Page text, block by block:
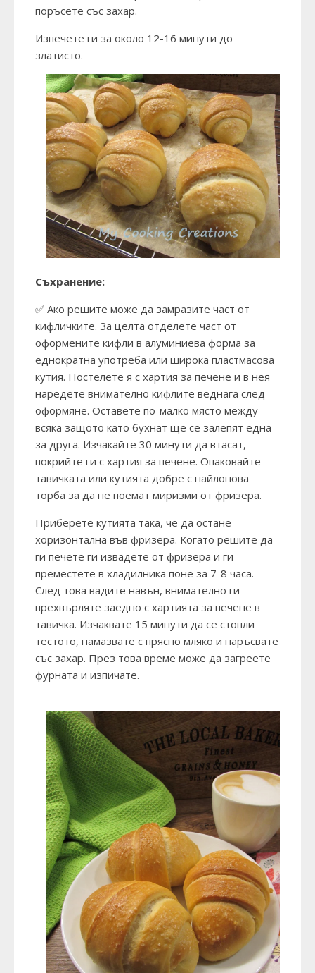
поръсете със захар.
Изпечете ги за около 12-16 минути до
златисто.
Съхранение:
✅ Ако решите може да замразите част от
кифличките. За целта отделете част от
оформените кифли в алуминиева форма за
еднократна употреба или широка пластмасова
кутия. Постелете я с хартия за печене и в нея
наредете внимателно кифлите веднага след
оформяне. Оставете по-малко място между
всяка защото като бухнат ще се залепят една
за друга. Изчакайте 30 минути да втасат,
покрийте ги с хартия за печене. Опаковайте
тавичката или кутията добре с найлонова
торба за да не поемат миризми от фризера.
Приберете кутията така, че да остане
хоризонтална във фризера. Когато решите да
ги печете ги извадете от фризера и ги
преместете в хладилника поне за 7-8 часа.
След това вадите навън, внимателно ги
прехвърляте заедно с хартията за печене в
тавичка. Изчаквате 15 минути да се стопли
тестото, намазвате с прясно мляко и наръсвате
със захар. През това време може да загреете
фурната и изпичате.